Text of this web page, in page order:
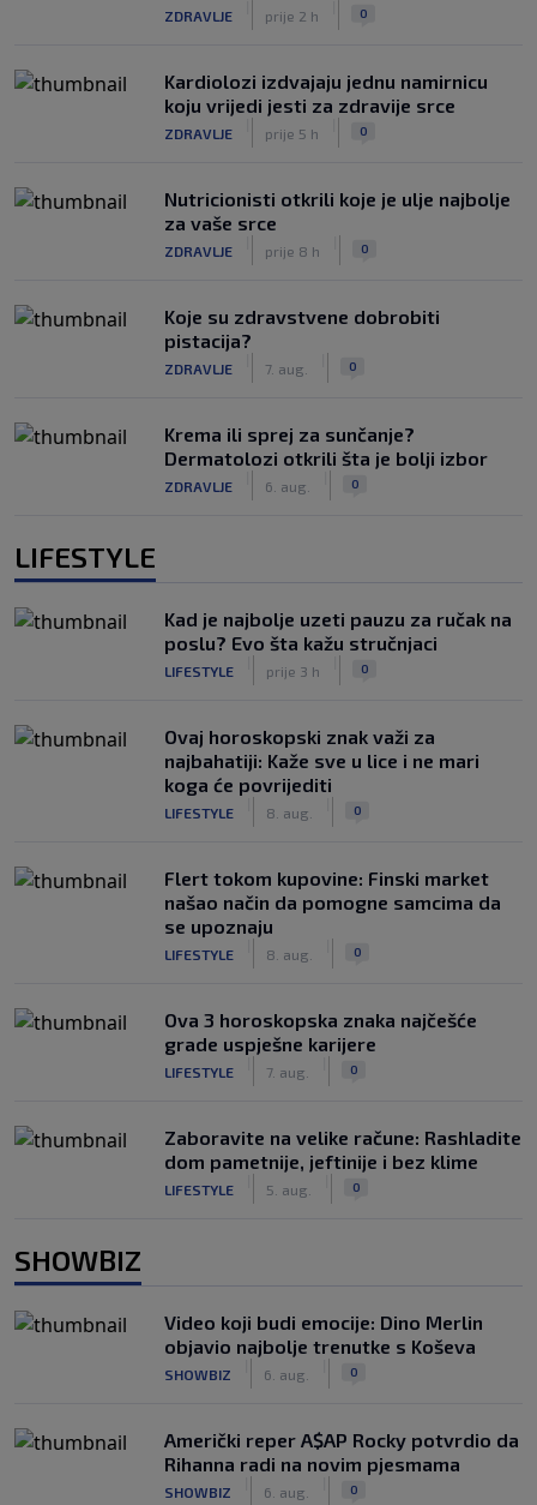
ZDRAVLJE prije 2 h 0
Kardiolozi izdvajaju jednu namirnicu
koju vrijedi jesti za zdravije srce
ZDRAVLJE prije 5 h 0
Nutricionisti otkrili koje je ulje najbolje
za vaše srce
ZDRAVLJE prije 8 h 0
Koje su zdravstvene dobrobiti
pistacija?
ZDRAVLJE 7. aug. 0
Krema ili sprej za sunčanje?
Dermatolozi otkrili šta je bolji izbor
ZDRAVLJE 6. aug. 0
LIFESTYLE
Kad je najbolje uzeti pauzu za ručak na
poslu? Evo šta kažu stručnjaci
LIFESTYLE prije 3 h 0
Ovaj horoskopski znak važi za
najbahatiji: Kaže sve u lice i ne mari
koga će povrijediti
LIFESTYLE 8. aug. 0
Flert tokom kupovine: Finski market
našao način da pomogne samcima da
se upoznaju
LIFESTYLE 8. aug. 0
Ova 3 horoskopska znaka najčešće
grade uspješne karijere
LIFESTYLE 7. aug. 0
Zaboravite na velike račune: Rashladite
dom pametnije, jeftinije i bez klime
LIFESTYLE 5. aug. 0
SHOWBIZ
Video koji budi emocije: Dino Merlin
objavio najbolje trenutke s Koševa
SHOWBIZ 6. aug. 0
Američki reper A$AP Rocky potvrdio da
Rihanna radi na novim pjesmama
SHOWBIZ 6. aug. 0